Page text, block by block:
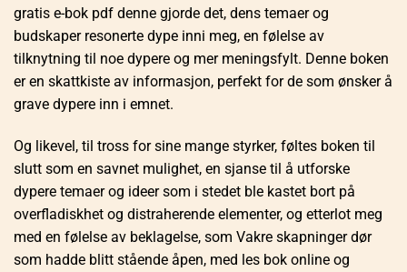
gratis e-bok pdf denne gjorde det, dens temaer og
budskaper resonerte dype inni meg, en følelse av
tilknytning til noe dypere og mer meningsfylt. Denne boken
er en skattkiste av informasjon, perfekt for de som ønsker å
grave dypere inn i emnet.
Og likevel, til tross for sine mange styrker, føltes boken til
slutt som en savnet mulighet, en sjanse til å utforske
dypere temaer og ideer som i stedet ble kastet bort på
overfladiskhet og distraherende elementer, og etterlot meg
med en følelse av beklagelse, som Vakre skapninger dør
som hadde blitt stående åpen, med les bok online og